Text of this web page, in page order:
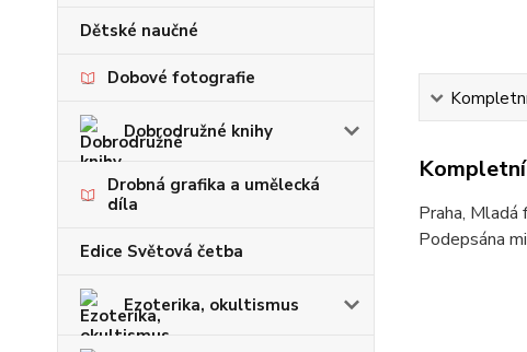
Dětské naučné
Dobové fotografie
Dobrodružné knihy
Drobná grafika a umělecká
díla
Edice Světová četba
Ezoterika, okultismus
Praha, Mladá
Podepsána